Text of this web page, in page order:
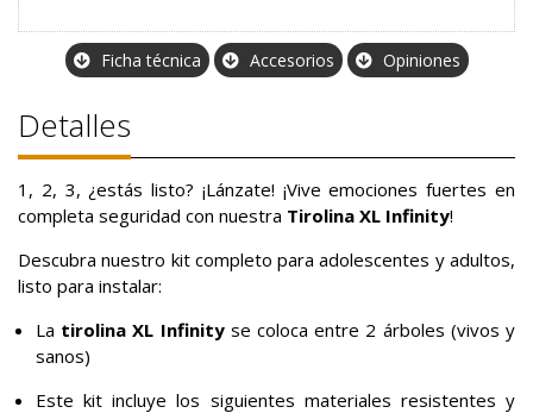
Ficha técnica Accesorios Opiniones
Detalles
1, 2, 3, ¿estás listo? ¡Lánzate! ¡Vive emociones fuertes en
completa seguridad con nuestra Tirolina XL Infinity!
Descubra nuestro kit completo para adolescentes y adultos,
listo para instalar:
La tirolina XL Infinityse coloca entre 2 árboles (vivos y
sanos)
Este kit incluye los siguientes materiales resistentes y